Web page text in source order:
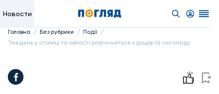
Новости
Головна / Без рубрики / Події /
Тиждень у столиці та області розпочнеться з дощів та снігопаду